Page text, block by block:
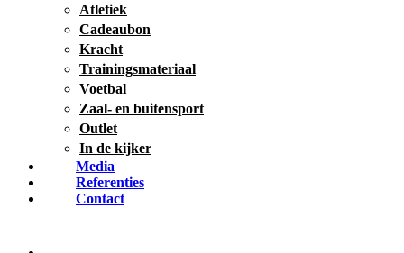
Atletiek
Cadeaubon
Kracht
Trainingsmateriaal
Voetbal
Zaal- en buitensport
Outlet
In de kijker
Media
Referenties
Contact